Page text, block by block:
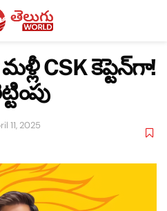
CSK కెప్టెన్‌గా!
11, 2025